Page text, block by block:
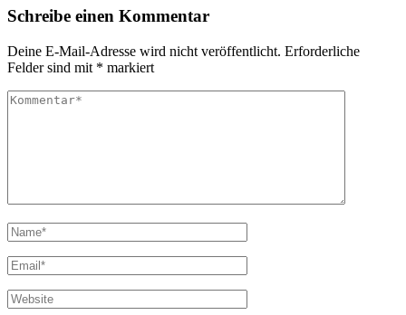
Schreibe einen Kommentar
Deine E-Mail-Adresse wird nicht veröffentlicht. Erforderliche
Felder sind mit * markiert